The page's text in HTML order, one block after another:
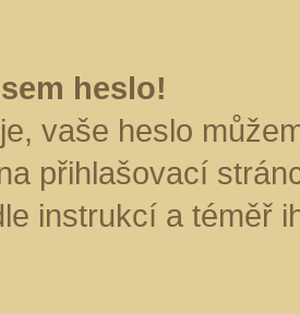
heslo!
vaše heslo
přihlašovací
instrukcí a téměř